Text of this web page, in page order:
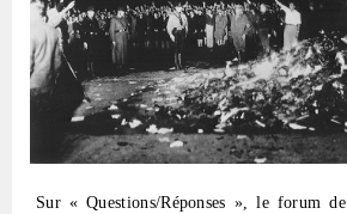
Sur « Questions/Réponses », le forum de